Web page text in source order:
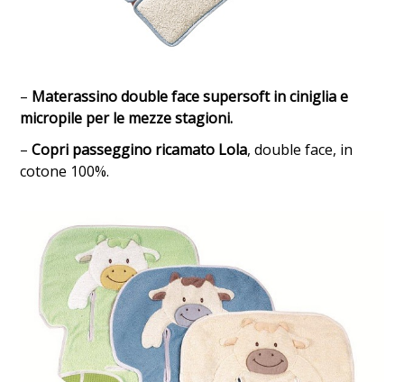
– Materassino double face supersoft in ciniglia e
micropile per le mezze stagioni.
–Copri passeggino ricamato Lola, double face, in
cotone 100%.